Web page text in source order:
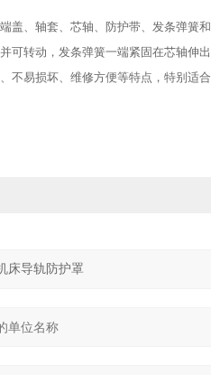
端盖、轴套、芯轴、防护带、发条弹
可转动，发条弹簧一端紧固在芯轴伸
不易损坏、维修方便等特点，特别适